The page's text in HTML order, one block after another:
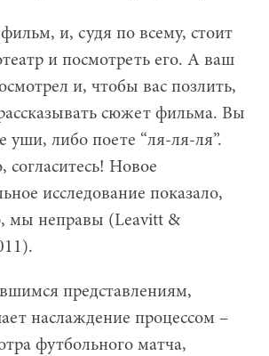
и, судя по всему, стоит
и посмотреть его. А ваш
и, чтобы вас позлить,
сюжет фильма. Вы
уши, либо поете “ля-ля-ля”.
Новое
исследование показало,
мы неправы (Leavitt &
представлениям,
наслаждение процессом –
футбольного матча,